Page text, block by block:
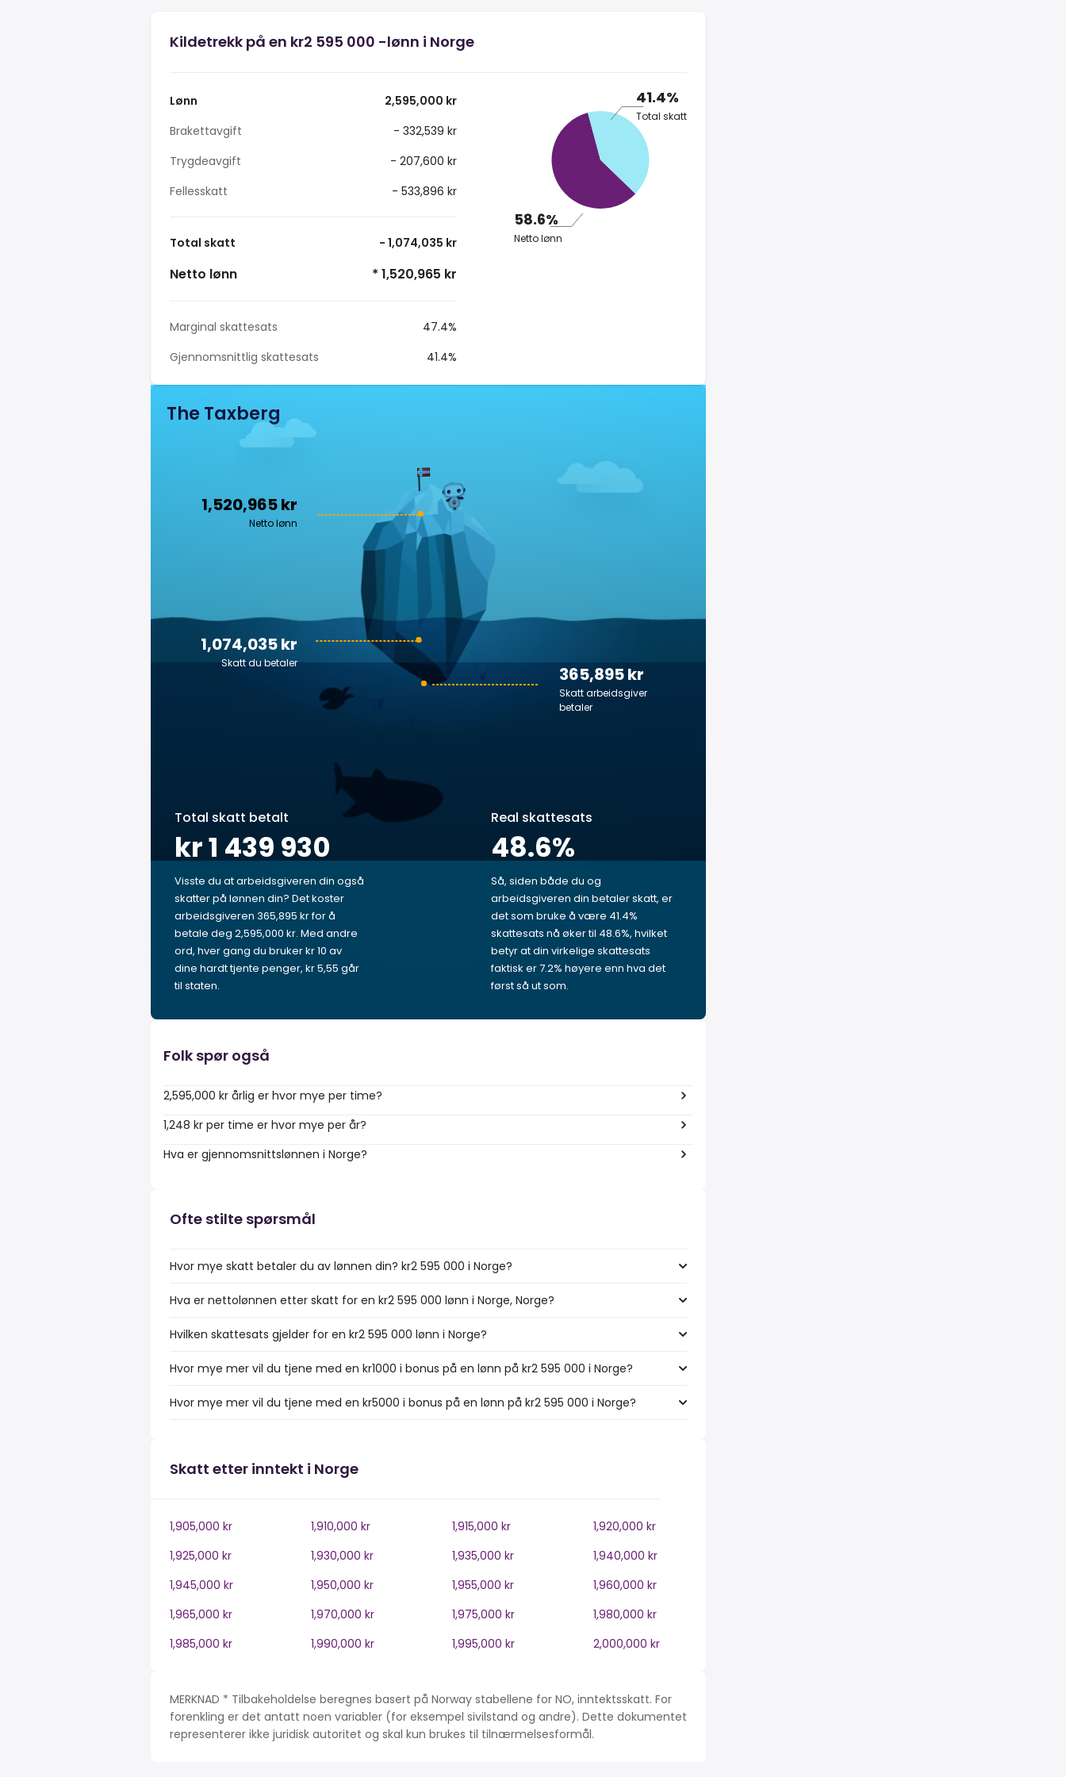
Kildetrekk på en kr2 595 000 -lønn i Norge
Lønn
2,595,000 kr
Brakettavgift
- 332,539 kr
Trygdeavgift
- 207,600 kr
Fellesskatt
- 533,896 kr
Total skatt - 1,074,035 kr
Netto lønn * 1,520,965 kr
Marginal skattesats
47.4%
Gjennomsnittlig skattesats
41.4%
41.4%
Total skatt
58.6%
Netto lønn
The Taxberg
1,520,965 kr
Netto lønn
365,895 kr
Skatt arbeidsgiver
betaler
1,074,035 kr
Skatt du betaler
Total skatt betalt
kr 1 439 930
Visste du at arbeidsgiveren din også
skatter på lønnen din? Det koster
arbeidsgiveren 365,895 kr for å
betale deg 2,595,000 kr. Med andre
ord, hver gang du bruker kr 10 av
dine hardt tjente penger, kr 5,55 går
til staten.
Real skattesats
48.6%
Så, siden både du og
arbeidsgiveren din betaler skatt, er
det som bruke å være 41.4%
skattesats nå øker til 48.6%, hvilket
betyr at din virkelige skattesats
faktisk er 7.2% høyere enn hva det
først så ut som.
Folk spør også
2,595,000 kr årlig er hvor mye per time?
1,248 kr per time er hvor mye per år?
Hva er gjennomsnittslønnen i Norge?
Ofte stilte spørsmål
Hvor mye skatt betaler du av lønnen din? kr2 595 000 i Norge?
Hva er nettolønnen etter skatt for en kr2 595 000 lønn i Norge, Norge?
Hvilken skattesats gjelder for en kr2 595 000 lønn i Norge?
Hvor mye mer vil du tjene med en kr1000 i bonus på en lønn på kr2 595 000 i Norge?
Hvor mye mer vil du tjene med en kr5000 i bonus på en lønn på kr2 595 000 i Norge?
Skatt etter inntekt i Norge
1,905,000 kr 1,910,000 kr 1,915,000 kr
1,920,000 kr
1,925,000 kr
1,930,000 kr 1,935,000 kr
1,940,000 kr
1,945,000 kr
1,950,000 kr 1,955,000 kr
1,960,000 kr
1,965,000 kr
1,970,000 kr 1,975,000 kr
1,980,000 kr
1,985,000 kr
1,990,000 kr 1,995,000 kr 2,000,000 kr
MERKNAD * Tilbakeholdelse beregnes basert på Norway stabellene for NO, inntektsskatt. For
forenkling er det antatt noen variabler (for eksempel sivilstand og andre). Dette dokumentet
representerer ikke juridisk autoritet og skal kun brukes til tilnærmelsesformål.